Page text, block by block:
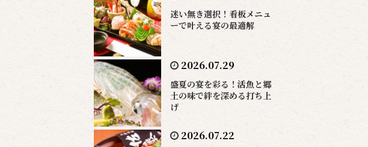
迷い無き選択！看板メニュ
ーで叶える宴の最適解
2026.07.29
盛夏の宴を彩る！活魚と郷
土の味で絆を深める打ち上
げ
2026.07.22